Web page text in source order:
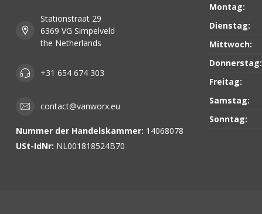
Stationstraat 29
6369 VG Simpelveld
the Netherlands
+31 654 674 303
contact@vanworx.eu
Nummer der Handelskammer: 14068078
USt-IdNr: NL001818524B70
Montag:
Dienstag:
Mittwoch:
Donnerstag:
Freitag:
Samstag:
Sonntag: